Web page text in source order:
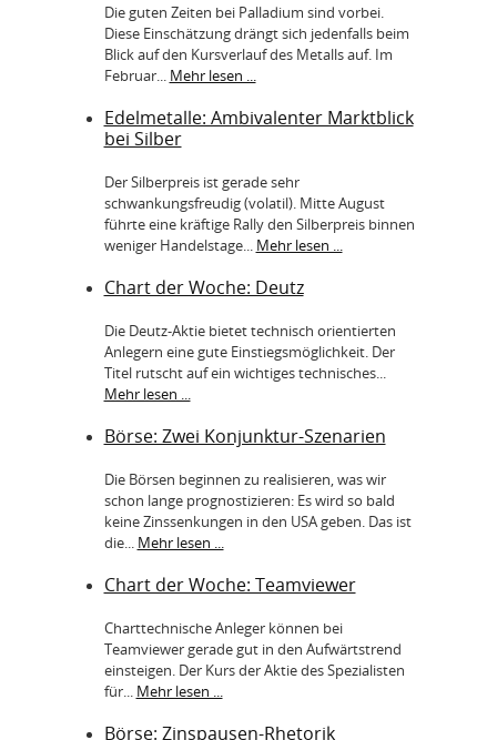
Die guten Zeiten bei Palladium sind vorbei.
Diese Einschätzung drängt sich jedenfalls beim
Blick auf den Kursverlauf des Metalls auf. Im
Februar... Mehr lesen ...
Edelmetalle: Ambivalenter Marktblick
bei Silber
Der Silberpreis ist gerade sehr
schwankungsfreudig (volatil). Mitte August
führte eine kräftige Rally den Silberpreis binnen
weniger Handelstage... Mehr lesen ...
Chart der Woche: Deutz
Die Deutz-Aktie bietet technisch orientierten
Anlegern eine gute Einstiegsmöglichkeit. Der
Titel rutscht auf ein wichtiges technisches...
Mehr lesen ...
Börse: Zwei Konjunktur-Szenarien
Die Börsen beginnen zu realisieren, was wir
schon lange prognostizieren: Es wird so bald
keine Zinssenkungen in den USA geben. Das ist
die... Mehr lesen ...
Chart der Woche: Teamviewer
Charttechnische Anleger können bei
Teamviewer gerade gut in den Aufwärtstrend
einsteigen. Der Kurs der Aktie des Spezialisten
für... Mehr lesen ...
Börse: Zinspausen-Rhetorik